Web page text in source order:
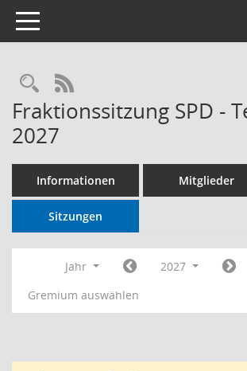
Toggle navigation
RSS-Feed
Fraktionssitzung SPD -
2027
Informationen Mitglieder
Sitzungen
Jahr
2027
Gremium auswählen